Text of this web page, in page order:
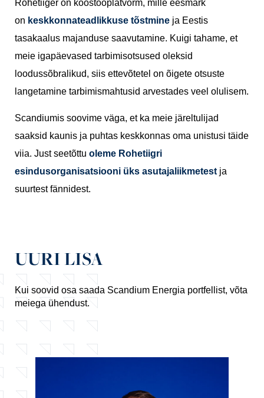
Rohetiiger on koostööplatvorm, mille eesmärk
on keskkonnateadlikkuse tõstmine ja Eestis
tasakaalus majanduse saavutamine. Kuigi tahame, et
meie igapäevased tarbimisotsused oleksid
loodussõbralikud, siis ettevõtetel on õigete otsuste
langetamine tarbimismahtusid arvestades veel olulisem.
Scandiumis soovime väga, et ka meie järeltulijad
saaksid kaunis ja puhtas keskkonnas oma unistusi täide
viia. Just seetõttu oleme Rohetiigri
esindusorganisatsiooni üks asutajaliikmetest ja
suurtest fännidest.
UURI LISA
Kui soovid osa saada Scandium Energia portfellist, võta
meiega ühendust.